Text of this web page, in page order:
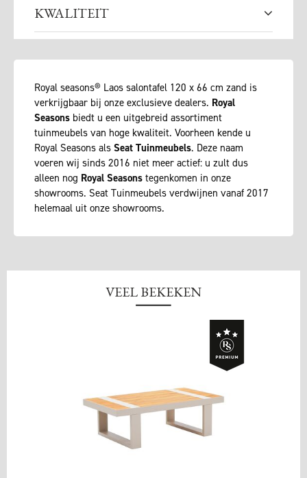
KWALITEIT
Royal seasons® Laos salontafel 120 x 66 cm zand is
verkrijgbaar bij onze exclusieve dealers. Royal
Seasons biedt u een uitgebreid assortiment
tuinmeubels van hoge kwaliteit. Voorheen kende u
Royal Seasons als Seat Tuinmeubels. Deze naam
voeren wij sinds 2016 niet meer actief: u zult dus
alleen nog Royal Seasons tegenkomen in onze
showrooms. Seat Tuinmeubels verdwijnen vanaf 2017
helemaal uit onze showrooms.
VEEL BEKEKEN